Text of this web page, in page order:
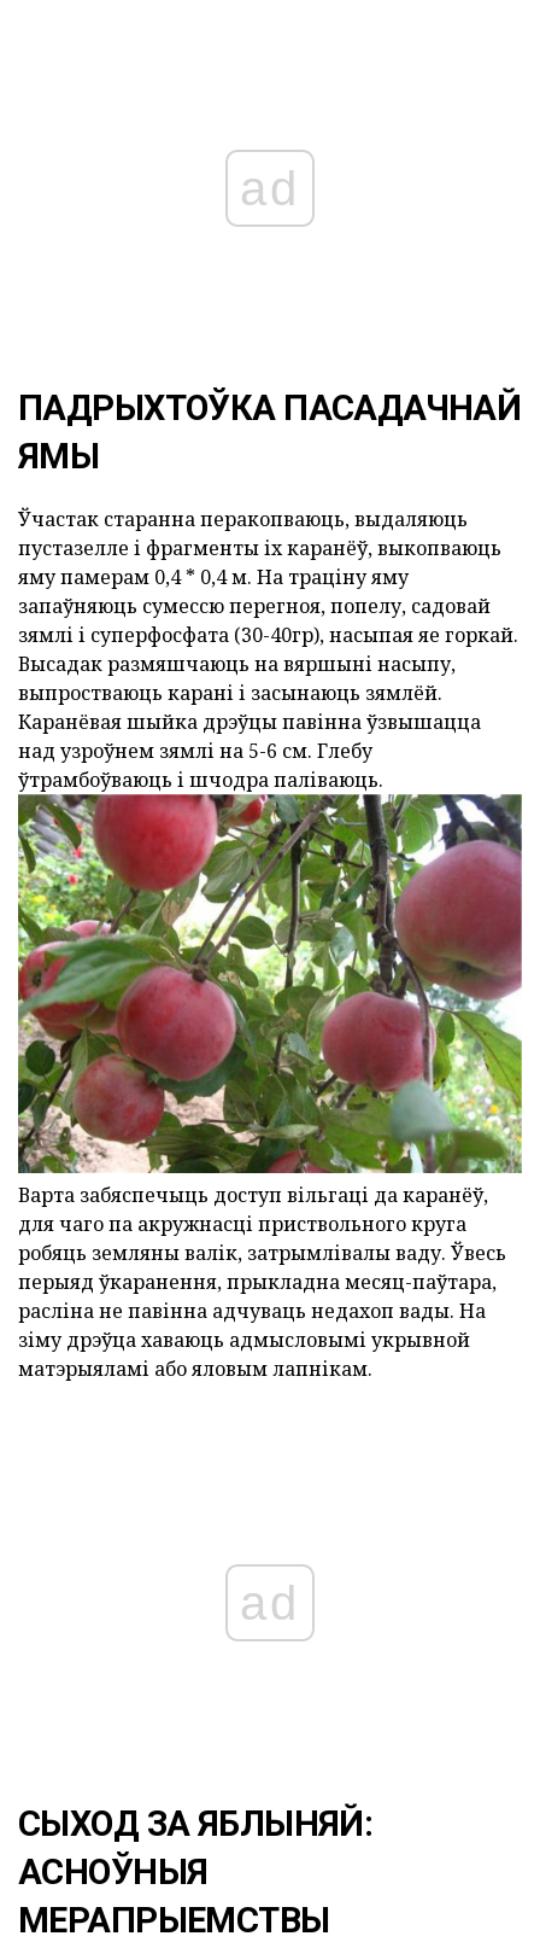
ad
ПАДРЫХТОЎКА ПАСАДАЧНАЙ
ЯМЫ
Ўчастак старанна перакопваюць, выдаляюць
пустазелле і фрагменты іх каранёў, выкопваюць
яму памерам 0,4 * 0,4 м. На траціну яму
запаўняюць сумессю перегноя, попелу, садовай
зямлі і суперфосфата (30-40гр), насыпая яе горкай.
Высадак размяшчаюць на вяршыні насыпу,
выпростваюць карані і засынаюць зямлёй.
Каранёвая шыйка дрэўцы павінна ўзвышацца
над узроўнем зямлі на 5-6 см. Глебу
ўтрамбоўваюць і шчодра паліваюць.
Варта забяспечыць доступ вільгаці да каранёў,
для чаго па акружнасці приствольного круга
робяць земляны валік, затрымлівалы ваду. Ўвесь
перыяд ўкаранення, прыкладна месяц-паўтара,
расліна не павінна адчуваць недахоп вады. На
зіму дрэўца хаваюць адмысловымі укрывной
матэрыяламі або яловым лапнікам.
ad
СЫХОД ЗА ЯБЛЫНЯЙ:
АСНОЎНЫЯ
МЕРАПРЫЕМСТВЫ